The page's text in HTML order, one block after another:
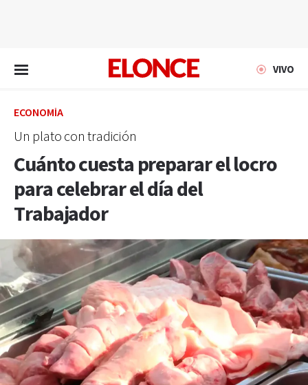
VIVO
ECONOMÍA
Un plato con tradición
Cuánto cuesta preparar el locro
para celebrar el día del
Trabajador